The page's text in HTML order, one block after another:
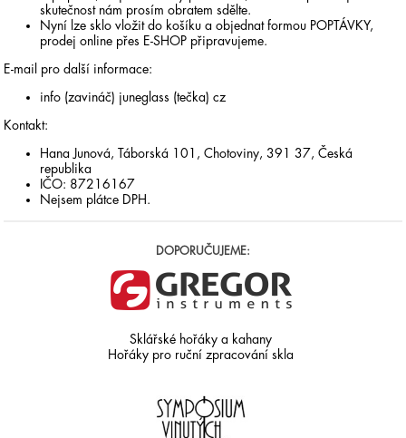
skutečnost nám prosím obratem sdělte.
Nyní lze sklo vložit do košíku a objednat formou POPTÁVKY,
prodej online přes E-SHOP připravujeme.
E-mail pro další informace:
info (zavináč) juneglass (tečka) cz
Kontakt:
Hana Junová, Táborská 101, Chotoviny, 391 37, Česká
republika
IČO: 87216167
Nejsem plátce DPH.
DOPORUČUJEME:
Sklářské hořáky a kahany
Hořáky pro ruční zpracování skla